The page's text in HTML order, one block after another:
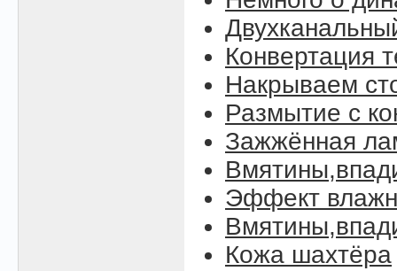
Конвертация
Накрываем
Размытие с
Зажжённая
Эффект
Кожа шахтёра